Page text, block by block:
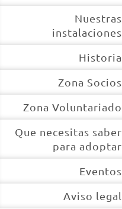
Nuestras
instalaciones
Historia
Zona Socios
Zona Voluntariado
Que necesitas saber
para adoptar
Eventos
Aviso legal